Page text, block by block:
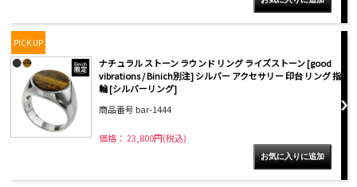
PICK UP
ナチュラル ストーン ラウンド リング ライズストーン [good
vibrations / Binich別注] シルバー アクセサリー 印台 リング 指
輪 [シルバーリング]
商品番号 bar-1444
価格： 23,800円(税込)